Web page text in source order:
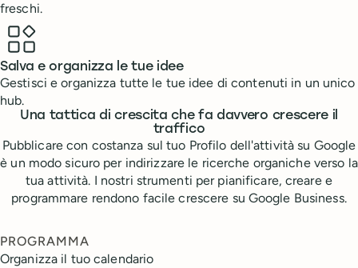
freschi.
Salva e organizza le tue idee
Gestisci e organizza tutte le tue idee di contenuti in un unico
hub.
Una tattica di crescita che fa davvero crescere il
traffico
Pubblicare con costanza sul tuo Profilo dell'attività su Google
è un modo sicuro per indirizzare le ricerche organiche verso la
tua attività. I nostri strumenti per pianificare, creare e
programmare rendono facile crescere su Google Business.
PROGRAMMA
Organizza il tuo calendario